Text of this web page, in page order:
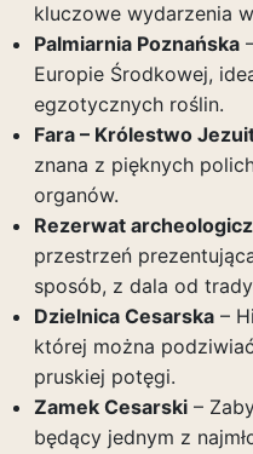
kluczowe wydarzenia
Palmiarnia Poznańska
Europie Środkowej,
egzotycznych roślin.
Fara – Królestwo
znana z pięknych
organów.
Rezerwat
przestrzeń
sposób, z dala od
Dzielnica Cesarska–
której można
pruskiej potęgi.
Zamek Cesarski–
będący jednym z